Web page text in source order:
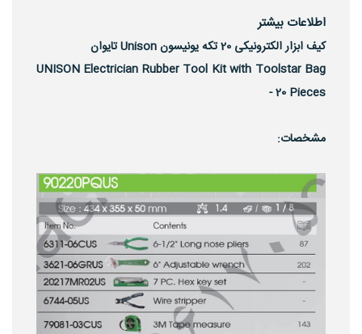
اطلاعات بیشتر
کیف ابزار الکترونیکی 20 تکه یونیسون Unison تایوان
UNISON Electrician Rubber Tool Kit with Toolstar Bag
- 20 Pieces
مشخصات: